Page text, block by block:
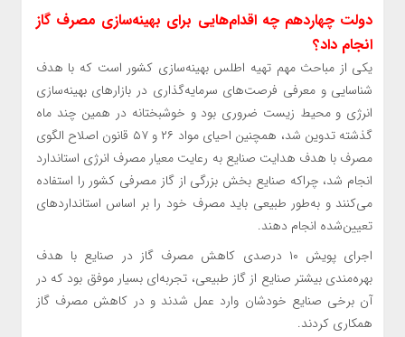
دولت چهاردهم چه اقدام‌هایی برای بهینه‌سازی مصرف گاز
انجام داد؟
یکی از مباحث مهم تهیه اطلس بهینه‌سازی کشور است که با هدف
شناسایی و معرفی فرصت‌های سرمایه‌گذاری در بازار‌های بهینه‌سازی
انرژی و محیط زیست ضروری بود و خوشبختانه در همین چند ماه
گذشته تدوین شد، همچنین احیای مواد ۲۶ و ۵۷ قانون اصلاح الگوی
مصرف با هدف هدایت صنایع به رعایت معیار مصرف انرژی استاندارد
انجام شد، چراکه صنایع بخش بزرگی از گاز مصرفی کشور را استفاده
می‌کنند و به‌طور طبیعی باید مصرف خود را بر اساس استاندارد‌های
تعیین‌شده انجام دهند.
اجرای پویش ۱۰ درصدی کاهش مصرف گاز در صنایع با هدف
بهره‌مندی بیشتر صنایع از گاز طبیعی، تجربه‌ای بسیار موفق بود که در
آن برخی صنایع خودشان وارد عمل شدند و در کاهش مصرف گاز
همکاری کردند.